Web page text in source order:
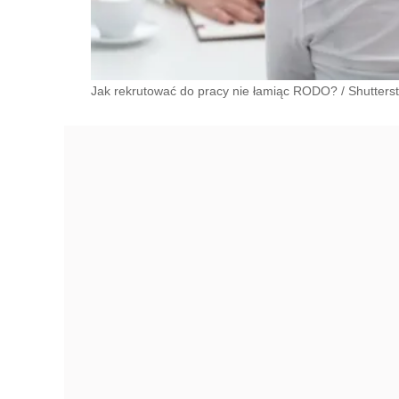
Jak rekrutować do pracy nie łamiąc RODO? /